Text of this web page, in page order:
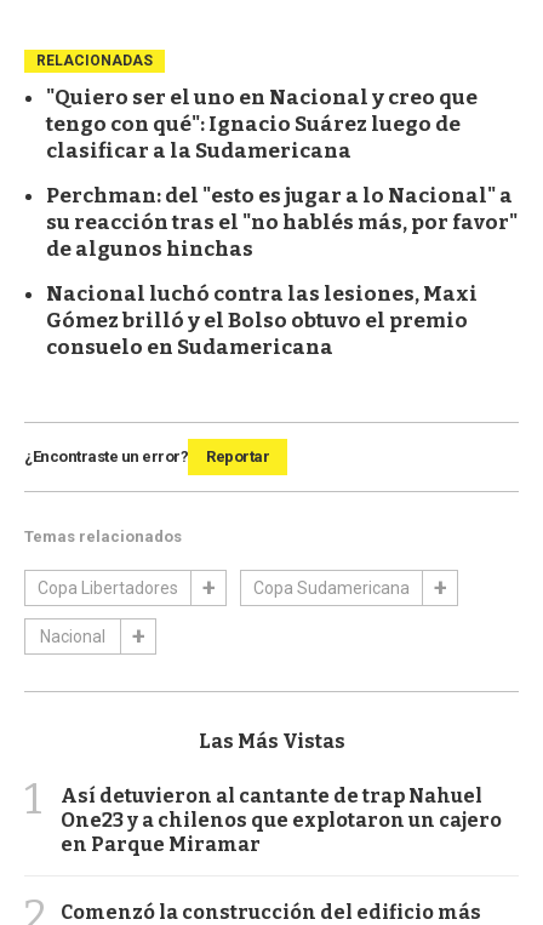
RELACIONADAS
"Quiero ser el uno en Nacional y creo que
tengo con qué": Ignacio Suárez luego de
clasificar a la Sudamericana
Perchman: del "esto es jugar a lo Nacional" a
su reacción tras el "no hablés más, por favor"
de algunos hinchas
Nacional luchó contra las lesiones, Maxi
Gómez brilló y el Bolso obtuvo el premio
consuelo en Sudamericana
¿Encontraste un error? Reportar
Temas relacionados
Copa Libertadores Copa Sudamericana
Nacional
Las Más Vistas
1
Así detuvieron al cantante de trap Nahuel
One23 y a chilenos que explotaron un cajero
en Parque Miramar
2
Comenzó la construcción del edificio más